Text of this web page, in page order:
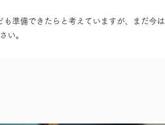
準備できたらと考えていますが、まだ今は
い。